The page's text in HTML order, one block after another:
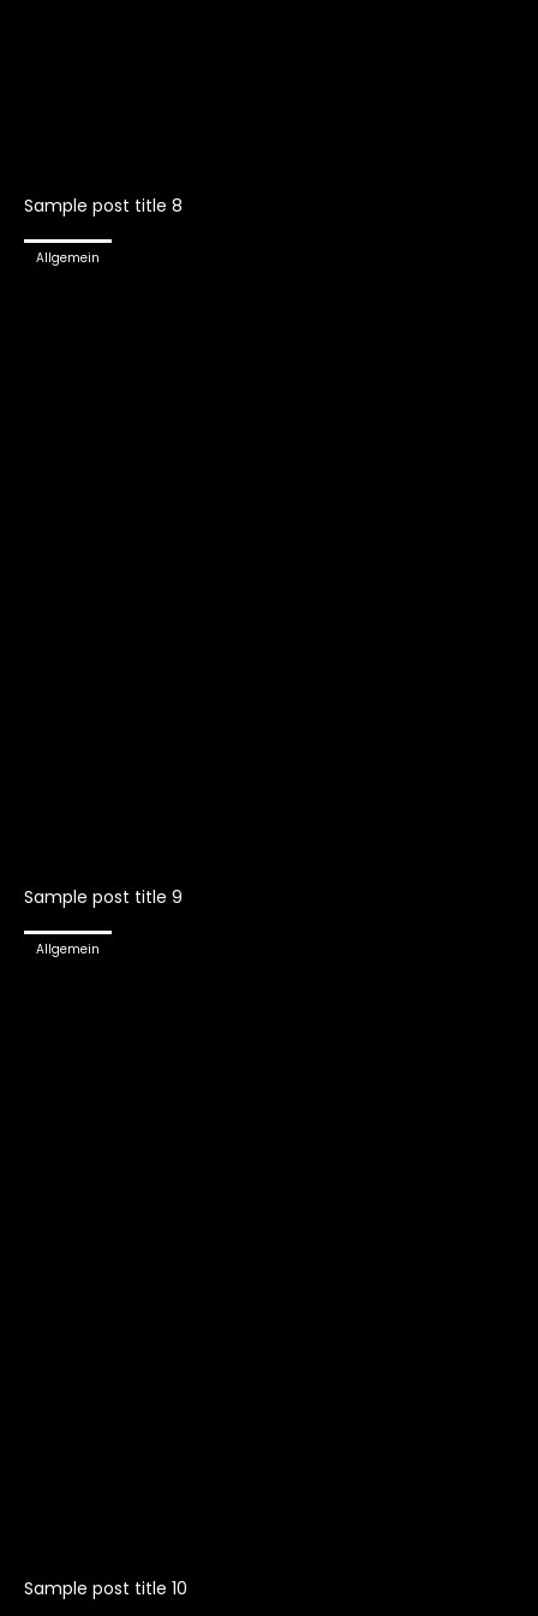
Sample post title 8
Allgemein
Sample post title 9
Allgemein
Sample post title 10